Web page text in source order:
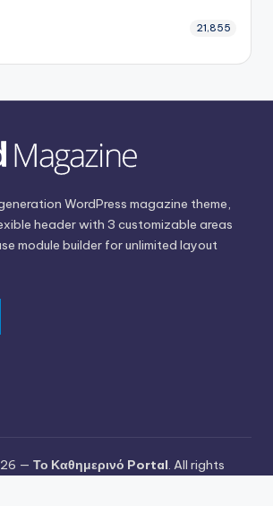
21,855
WordPress magazine theme,
header with 3 customizable areas
module builder for unlimited layout
— Το Καθημερινό Portal. All rights